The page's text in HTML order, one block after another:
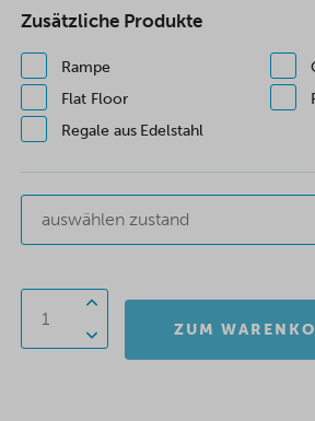
Zusätzliche Produkte
Rampe
Flat Floor
Regale aus Edelstahl
auswählen zustand
ZUM